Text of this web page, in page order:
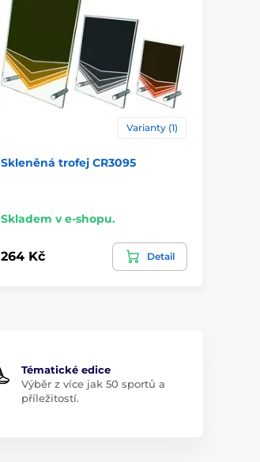
Varianty (1)
Skleněná trofej CR3095
Skladem v e-shopu.
264 Kč Detail
Tématické edice
Výběr z více jak 50 sportů a
příležitostí.